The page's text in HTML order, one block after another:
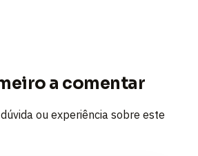
a comentar
ou experiência sobre este